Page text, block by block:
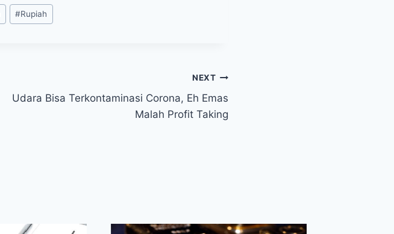
#Rupiah
NEXT
Udara Bisa Terkontaminasi Corona, Eh Emas
Malah Profit Taking